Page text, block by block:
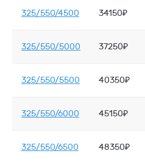
325/550/4500 34150₽
325/550/5000 37250₽
325/550/5500 40350₽
325/550/6000 45150₽
325/550/6500 48350₽